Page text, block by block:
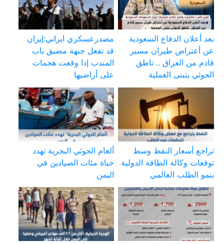
بعد أعلان الدفاع السعودية
عن أعتراض طيران مسير
قادم من العراق .. ناطق
الحوثي يتبنى العملية
مصدرعسكري ايراني:إيران
قد تفعل جبهة مضيق باب
المندب إذا وقعت هجمات
على أراضيها
تراجع أسعار النفط وسط
توقعات وكالة الطاقة الدولية
بنمو الطلب العالمي
ألغام الحوثي البحرية تهدد
حياة مئات الصيادين في
اليمن